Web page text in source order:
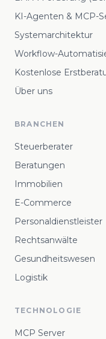
KI-Agenten & MCP-
Systemarchitektur
Workflow-
Kostenlose
Über uns
BRANCHEN
Steuerberater
Beratungen
Immobilien
E-Commerce
Personaldienstleister
Rechtsanwälte
Gesundheitswesen
Logistik
TECHNOLOGIE
MCP Server